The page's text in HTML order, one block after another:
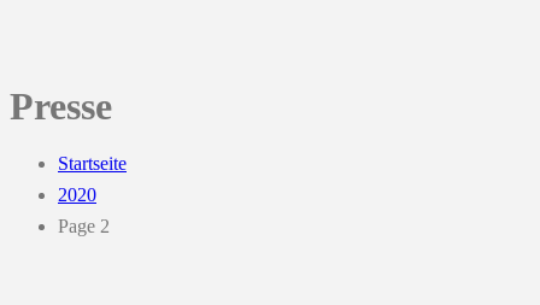
Presse
Startseite
2020
Page 2